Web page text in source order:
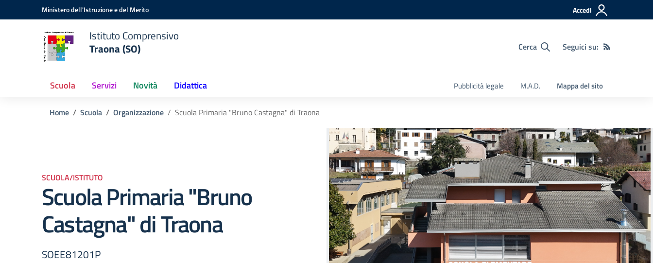
Vai ai contenuti
Vai al menu di navigazioneMinistero dell'Istruzione e del Merito Accedi
Istituto Comprensivo
Traona (SO)
Cerca Seguici su:
Scuola Servizi Novità Didattica Pubblicità legale M.A.D. Mappa del sito
Home Scuola Organizzazione Scuola Primaria "Bruno Castagna" di Traona
SCUOLA/ISTITUTO
Scuola Primaria "Bruno
Castagna" di Traona
SOEE81201P